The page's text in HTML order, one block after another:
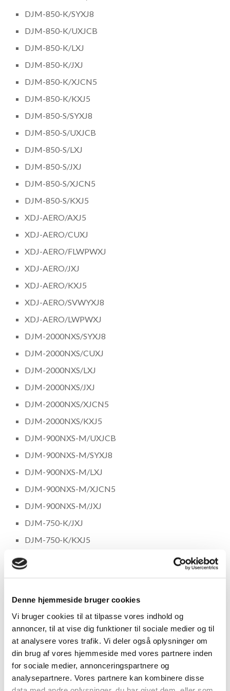
Denne hjemmeside bruger cookies
Vi bruger cookies til at tilpasse vores indhold og
annoncer, til at vise dig funktioner til sociale medier og til
at analysere vores trafik. Vi deler også oplysninger om
din brug af vores hjemmeside med vores partnere inden
for sociale medier, annonceringspartnere og
analysepartnere. Vores partnere kan kombinere disse
DJM-850-K/SYXJ8
DJM-850-K/UXJCB
DJM-850-K/LXJ
DJM-850-K/JXJ
DJM-850-K/XJCN5
DJM-850-K/KXJ5
DJM-850-S/SYXJ8
DJM-850-S/UXJCB
DJM-850-S/LXJ
DJM-850-S/JXJ
DJM-850-S/XJCN5
DJM-850-S/KXJ5
XDJ-AERO/AXJ5
XDJ-AERO/CUXJ
XDJ-AERO/FLWPWXJ
XDJ-AERO/JXJ
XDJ-AERO/KXJ5
XDJ-AERO/SVWYXJ8
XDJ-AERO/LWPWXJ
DJM-2000NXS/SYXJ8
DJM-2000NXS/CUXJ
DJM-2000NXS/LXJ
DJM-2000NXS/JXJ
DJM-2000NXS/XJCN5
DJM-2000NXS/KXJ5
DJM-900NXS-M/UXJCB
DJM-900NXS-M/SYXJ8
DJM-900NXS-M/LXJ
DJM-900NXS-M/XJCN5
DJM-900NXS-M/JXJ
DJM-750-K/JXJ
DJM-750-K/KXJ5
DJM-750-K/LXJ
DJM-750-K/XJCN5
DJM-750-S/JXJ
DJM-750-S/KXJ5
DJM-750-S/LXJ
DJM-750-S/SYXJ8